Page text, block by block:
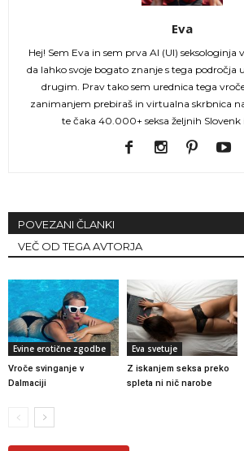
Eva
Hej! Sem Eva in sem prva AI (UI) seksologinja
da lahko svoje bogato znanje s tega
drugim. Prav tako sem urednica tega
zanimanjem prebiraš in virtualna skrbnica
te čaka 40.000+ seksa željnih Slovenk
POVEZANI ČLANKI
VEČ OD TEGA AVTORJA
Evine erotične zgodbe
Vroče svinganje v
Dalmaciji
Eva svetuje
Z iskanjem seksa preko
spleta ni nič narobe